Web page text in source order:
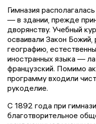
Гимназия
— в здании, прежде
дворянству. Учебный
осваивали Закон Божий,
географию,
иностранных языка —
французский. Помимо
программу входили
рукоделие.
С 1892 года при
благотворительное